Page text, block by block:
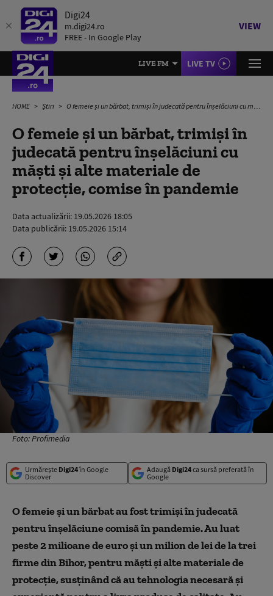
Digi24
m.digi24.ro
FREE - In Google Play
VIEW
LIVE FM LIVE TV
HOME Știri O femeie şi un bărbat, trimişi în judecată pentru înşelăciuni cu măşti şi alte materiale de protecţie, comise în pandemie
O femeie şi un bărbat, trimişi în
judecată pentru înşelăciuni cu
măşti şi alte materiale de
protecţie, comise în pandemie
Data actualizării: 19.05.2026 18:05
Data publicării: 19.05.2026 15:14
Foto: Profimedia
Urmărește Digi24în Google
Discover
Adaugă Digi24ca sursă preferată în
Google
O femeie şi un bărbat au fost trimişi în judecată
pentru înşelăciune comisă în pandemie. Au luat
peste 2 milioane de euro şi un milion de lei de la trei
firme din Bihor, pentru măşti şi alte materiale de
protecţie, susţinând că au tehnologia necesară şi